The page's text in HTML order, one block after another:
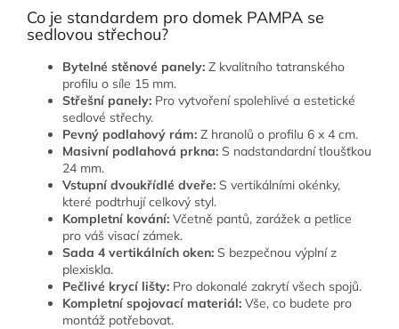
Co je standardem pro domek PAMPA se
sedlovou střechou?
Bytelné stěnové panely: Z kvalitního tatranského
profilu o síle 15 mm.
Střešní panely: Pro vytvoření spolehlivé a estetické
sedlové střechy.
Pevný podlahový rám: Z hranolů o profilu 6 x 4 cm.
Masivní podlahová prkna: S nadstandardní tloušťkou
24 mm.
Vstupní dvoukřídlé dveře: S vertikálními okénky,
které podtrhují celkový styl.
Kompletní kování: Včetně pantů, zarážek a petlice
pro váš visací zámek.
Sada 4 vertikálních oken: S bezpečnou výplní z
plexiskla.
Pečlivé krycí lišty: Pro dokonalé zakrytí všech spojů.
Kompletní spojovací materiál: Vše, co budete pro
montáž potřebovat.